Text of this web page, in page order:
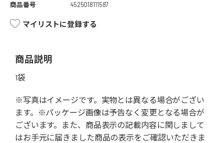
商品番号
4525018111587
マイリストに登録する
商品説明
1袋
※写真はイメージです。実物とは異なる場合がござい
ます。※パッケージ画像は予告なく変更となる場合が
ございます。また、商品表示の記載内容に関しまして
はお手元に届きました商品の表示をご確認いただきま